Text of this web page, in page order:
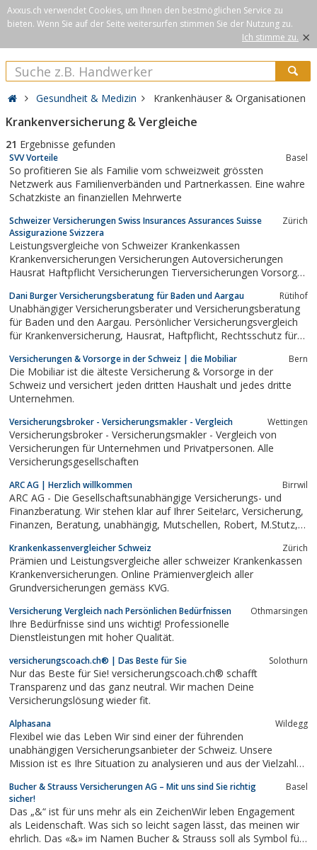
Axxus.ch verwendet Cookies, um Ihnen den bestmöglichen Service zu
bieten. Wenn Sie auf der Seite weitersurfen stimmen Sie der Nutzung zu.
Ich stimme zu. ×
Gesundheit & Medizin Krankenhäuser & Organisationen
Krankenversicherung & Vergleiche
21 Ergebnisse gefunden
SVV Vorteile Basel
So profitieren Sie als Familie vom schweizweit grössten
Netzwerk aus Familienverbänden und Partnerkassen. Eine wahre
Schatzkiste an finanziellen Mehrwerte
Schweizer Versicherungen Swiss Insurances Assurances Suisse
Assigurazione Svizzera
Zürich
Leistungsvergleiche von Schweizer Krankenkassen
Krankenversicherungen Versicherungen Autoversicherungen
Hausrat Haftpflicht Versicherungen Tierversicherungen Vorsorge
Dani Burger Versicherungsberatung für Baden und Aargau Rütihof
Unabhängiger Versicherungsberater und Versicherungsberatung
für Baden und den Aargau. Persönlicher Versicherungsvergleich
für Krankenversicherung, Hausrat, Haftpflicht, Rechtsschutz für
Sie können sparen. Testen Sie mich!
Versicherungen & Vorsorge in der Schweiz | die Mobiliar Bern
Die Mobiliar ist die älteste Versicherung & Vorsorge in der
Schweiz und versichert jeden dritten Haushalt und jedes dritte
Unternehmen.
Versicherungsbroker - Versicherungsmakler - Vergleich Wettingen
Versicherungsbroker - Versicherungsmakler - Vergleich von
Versicherungen für Unternehmen und Privatpersonen. Alle
Versicherungsgesellschaften
ARC AG | Herzlich willkommen Birrwil
ARC AG - Die Gesellschaftsunabhängige Versicherungs- und
Finanzberatung. Wir stehen klar auf Ihrer Seite!arc, Versicherung,
Finanzen, Beratung, unabhängig, Mutschellen, Robert, M.Stutz,
Krankenkassenvergleicher Schweiz Zürich
Prämien und Leistungsvergleiche aller schweizer Krankenkassen
Krankenversicherungen. Online Prämienvergleich aller
Grundversicherungen gemäss KVG.
Versicherung Vergleich nach Persönlichen Bedürfnissen Othmarsingen
Ihre Bedürfnisse sind uns wichtig! Professionelle
Dienstleistungen mit hoher Qualität.
versicherungscoach.ch® | Das Beste für Sie Solothurn
Nur das Beste für Sie! versicherungscoach.ch® schafft
Transparenz und das ganz neutral. Wir machen Deine
Versicherungslösung wieder fit.
Alphasana Wildegg
Flexibel wie das Leben Wir sind einer der führenden
unabhängigen Versicherungsanbieter der Schweiz. Unsere
Mission ist es Ihre Situation zu analysieren und aus der Vielzahl
geeignetste herauszufiltern. Unsere Vision ist es als
Beratungsfirma zu wachsen und der größte...
Bucher & Strauss Versicherungen AG – Mit uns sind Sie richtig
sicher!
Basel
Das „&“ ist für uns mehr als ein ZeichenWir leben Engagement
als Leidenschaft. Was sich so leicht sagen lässt, das meinen wir
ehrlich. Das «&» im Namen Bucher & Strauss soll als Symbol für